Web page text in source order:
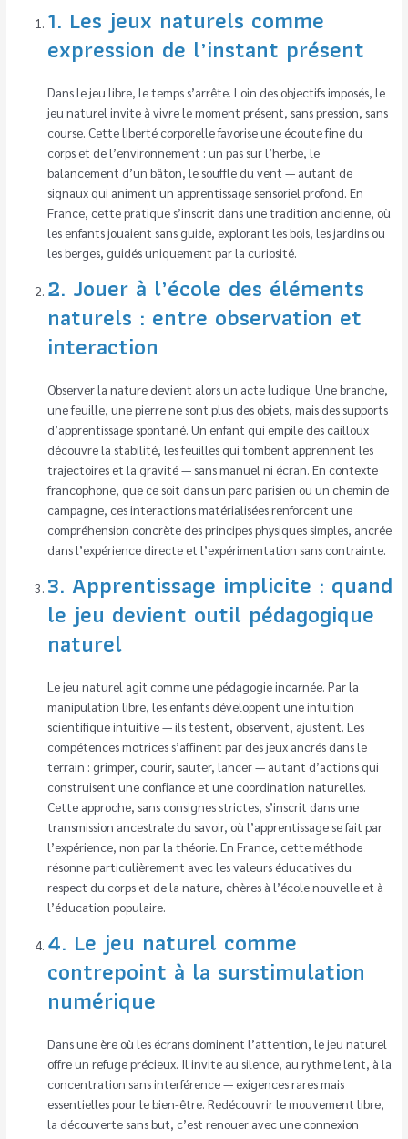
1. Les jeux naturels comme
expression de l’instant présent
Dans le jeu libre, le temps s’arrête. Loin des objectifs imposés, le
jeu naturel invite à vivre le moment présent, sans pression, sans
course. Cette liberté corporelle favorise une écoute fine du
corps et de l’environnement : un pas sur l’herbe, le
balancement d’un bâton, le souffle du vent — autant de
signaux qui animent un apprentissage sensoriel profond. En
France, cette pratique s’inscrit dans une tradition ancienne, où
les enfants jouaient sans guide, explorant les bois, les jardins ou
les berges, guidés uniquement par la curiosité.
2. Jouer à l’école des éléments
naturels : entre observation et
interaction
Observer la nature devient alors un acte ludique. Une branche,
une feuille, une pierre ne sont plus des objets, mais des supports
d’apprentissage spontané. Un enfant qui empile des cailloux
découvre la stabilité, les feuilles qui tombent apprennent les
trajectoires et la gravité — sans manuel ni écran. En contexte
francophone, que ce soit dans un parc parisien ou un chemin de
campagne, ces interactions matérialisées renforcent une
compréhension concrète des principes physiques simples, ancrée
dans l’expérience directe et l’expérimentation sans contrainte.
3. Apprentissage implicite : quand
le jeu devient outil pédagogique
naturel
Le jeu naturel agit comme une pédagogie incarnée. Par la
manipulation libre, les enfants développent une intuition
scientifique intuitive — ils testent, observent, ajustent. Les
compétences motrices s’affinent par des jeux ancrés dans le
terrain : grimper, courir, sauter, lancer — autant d’actions qui
construisent une confiance et une coordination naturelles.
Cette approche, sans consignes strictes, s’inscrit dans une
transmission ancestrale du savoir, où l’apprentissage se fait par
l’expérience, non par la théorie. En France, cette méthode
résonne particulièrement avec les valeurs éducatives du
respect du corps et de la nature, chères à l’école nouvelle et à
l’éducation populaire.
4. Le jeu naturel comme
contrepoint à la surstimulation
numérique
Dans une ère où les écrans dominent l’attention, le jeu naturel
offre un refuge précieux. Il invite au silence, au rythme lent, à la
concentration sans interférence — exigences rares mais
essentielles pour le bien-être. Redécouvrir le mouvement libre,
la découverte sans but, c’est renouer avec une connexion